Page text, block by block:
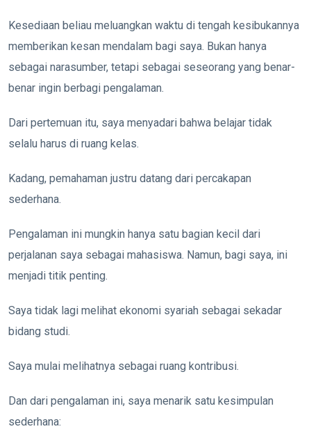
Kesediaan beliau meluangkan waktu di tengah kesibukannya
memberikan kesan mendalam bagi saya. Bukan hanya
sebagai narasumber, tetapi sebagai seseorang yang benar-
benar ingin berbagi pengalaman.
Dari pertemuan itu, saya menyadari bahwa belajar tidak
selalu harus di ruang kelas.
Kadang, pemahaman justru datang dari percakapan
sederhana.
Pengalaman ini mungkin hanya satu bagian kecil dari
perjalanan saya sebagai mahasiswa. Namun, bagi saya, ini
menjadi titik penting.
Saya tidak lagi melihat ekonomi syariah sebagai sekadar
bidang studi.
Saya mulai melihatnya sebagai ruang kontribusi.
Dan dari pengalaman ini, saya menarik satu kesimpulan
sederhana: